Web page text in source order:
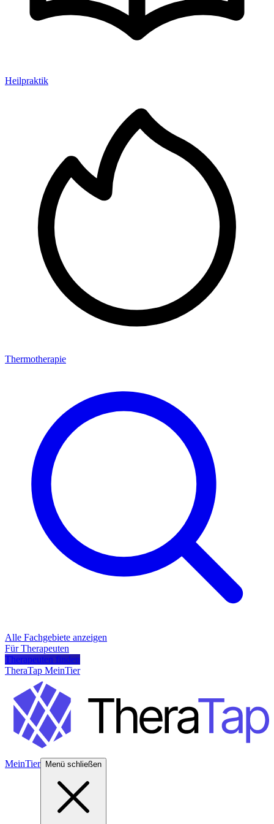
Heilpraktik
Thermotherapie
Alle Fachgebiete anzeigen
Für Therapeuten
Therapeuten finden
TheraTap MeinTier
MeinTier Menü schließen